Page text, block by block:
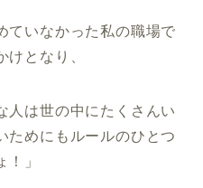
ていなかった私の職場で
けとなり、
人は世の中にたくさんい
ためにもルールのひとつ
！」